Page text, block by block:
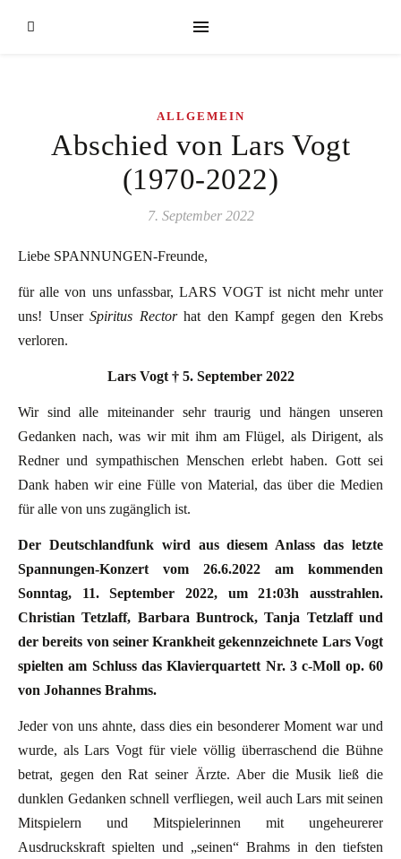
ALLGEMEIN
Abschied von Lars Vogt
(1970-2022)
7. September 2022
Liebe SPANNUNGEN-Freunde,
für alle von uns unfassbar, LARS VOGT ist nicht mehr unter
uns! UnserSpiritus Rectorhat den Kampf gegen den Krebs
verloren.
Lars Vogt † 5. September 2022
Wir sind alle miteinander sehr traurig und hängen unseren
Gedanken nach, was wir mit ihm am Flügel, als Dirigent, als
Redner und sympathischen Menschen erlebt haben. Gott sei
Dank haben wir eine Fülle von Material, das über die Medien
für alle von uns zugänglich ist.
Der Deutschlandfunk wird aus diesem Anlass das letzte
Spannungen-Konzert vom 26.6.2022 am kommenden
Sonntag, 11. September 2022, um 21:03h ausstrahlen.
Christian Tetzlaff, Barbara Buntrock, Tanja Tetzlaff und
der bereits von seiner Krankheit gekennzeichnete Lars Vogt
spielten am Schluss das Klavierquartett Nr. 3 c-Moll op. 60
von Johannes Brahms.
Jeder von uns ahnte, dass dies ein besonderer Moment war und
wurde, als Lars Vogt für viele völlig überraschend die Bühne
betrat, gegen den Rat seiner Ärzte. Aber die Musik ließ die
dunklen Gedanken schnell verfliegen, weil auch Lars mit seinen
Mitspielern und Mitspielerinnen mit ungeheurerer
Ausdruckskraft spielten und „seinen“ Brahms in den tiefsten